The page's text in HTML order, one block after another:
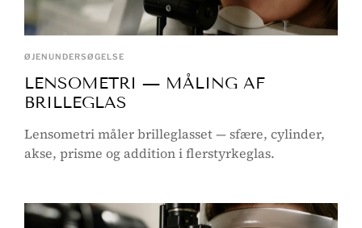
ØJENUNDERSØGELSE
LENSOMETRI — MÅLING AF
BRILLEGLAS
Lensometri måler brilleglasset — sfære, cylinder,
akse, prisme og addition i flerstyrkeglas.